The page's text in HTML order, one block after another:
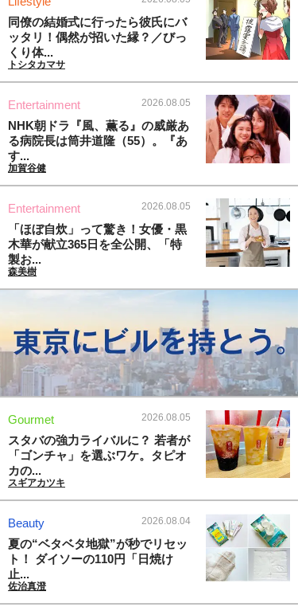
同僚の結婚式に行ったら彼氏にバ
ッタリ！偶然が招いた縁？／びっ
くり体...
トシタカマサ
Entertainment 2026.08.05
NHK朝ドラ『風、薫る』の威厳あ
る病院長は筒井道隆（55）。『あ
す...
加賀谷健
Entertainment 2026.08.05
「ほぼ自炊」って驚き！女優・黒
木華が献立365日を全公開、「特
製お...
森美樹
Gourmet 2026.08.05
スタバの強力ライバルに？ 若者が
「ゴンチャ」を選ぶワケ。タピオ
カの...
スギアカツキ
Beauty 2026.08.04
夏の“ベタベタ地獄”が秒でリセッ
ト！ ダイソーの110円「日焼け
止...
佐治真澄